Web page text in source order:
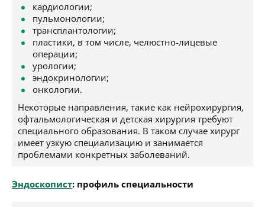
кардиологии;
пульмонологии;
трансплантологии;
пластики, в том числе, челюстно-лицевые
операции;
урологии;
эндокринологии;
онкологии.
Некоторые направления, такие как нейрохирургия,
офтальмологическая и детская хирургия требуют
специального образования. В таком случае хирург
имеет узкую специализацию и занимается
проблемами конкретных заболеваний.
Эндоскопист: профиль специальности